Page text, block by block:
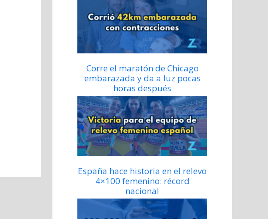
Corre el maratón de Chicago
embarazada y da a luz pocas
horas después
España hace historia en el relevo
4×100 femenino: récord
nacional